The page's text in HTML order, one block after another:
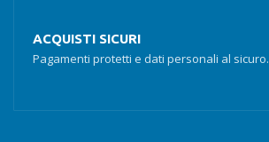
ACQUISTI SICURI
Pagamenti protetti e dati personali al sicuro.